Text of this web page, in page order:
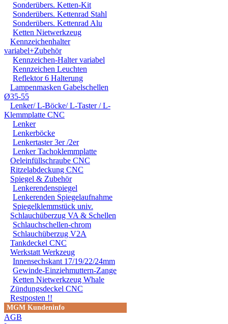
Sonderübers. Ketten-Kit
Sonderübers. Kettenrad Stahl
Sonderübers. Kettenrad Alu
Ketten Nietwerkzeug
Kennzeichenhalter
variabel+Zubehör
Kennzeichen-Halter variabel
Kennzeichen Leuchten
Reflektor 6 Halterung
Lampenmasken Gabelschellen
Ø35-55
Lenker/ L-Böcke/ L-Taster / L-
Klemmplatte CNC
Lenker
Lenkerböcke
Lenkertaster 3er /2er
Lenker Tachoklemmplatte
Oeleinfüllschraube CNC
Ritzelabdeckung CNC
Spiegel & Zubehör
Lenkerendenspiegel
Lenkerenden Spiegelaufnahme
Spiegelklemmstück univ.
Schlauchüberzug VA & Schellen
Schlauchschellen-chrom
Schlauchüberzug V2A
Tankdeckel CNC
Werkstatt Werkzeug
Innensechskant 17/19/22/24mm
Gewinde-Einziehmuttern-Zange
Ketten Nietwerkzeug Whale
Zündungsdeckel CNC
Restposten !!
MGM Kundeninfo
AGB